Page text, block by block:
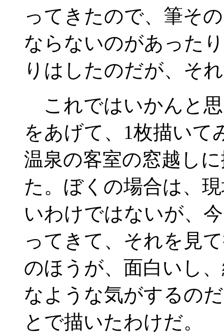
ってきたので、筆そ
ならないのがあった
りはしたのだが、そ
これではいかんと
をあげて、1枚描いて
温泉の客室の窓越し
た。ぼくの場合は、
いわけではないが、
ってきて、それを見
のほうが、面白いし
なような気がするの
とで描いたわけだ。